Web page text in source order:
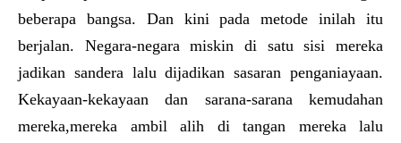
beberapa bangsa. Dan kini pada metode inilah itu
berjalan. Negara-negara miskin di satu sisi mereka
jadikan sandera lalu dijadikan sasaran penganiayaan.
Kekayaan-kekayaan dan sarana-sarana kemudahan
mereka,mereka ambil alih di tangan mereka lalu